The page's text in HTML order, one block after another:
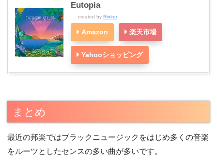
Eutopia
created by Rinker
Amazon 楽天市場
Yahooショッピング
まとめ
最近の邦楽ではブラックニュージックをはじめ多くの音楽
をルーツとしたセンスの多い曲が多いです。